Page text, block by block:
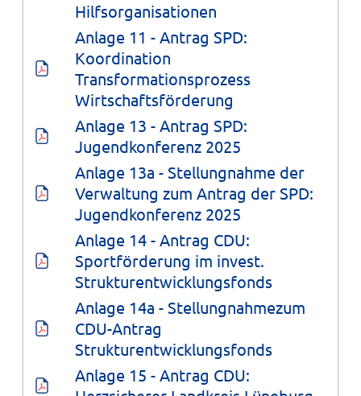
Hilfsorganisationen
Anlage 11 - Antrag SPD:
Koordination
Transformationsprozess
Wirtschaftsförderung
Anlage 13 - Antrag SPD:
Jugendkonferenz 2025
Anlage 13a - Stellungnahme der
Verwaltung zum Antrag der SPD:
Jugendkonferenz 2025
Anlage 14 - Antrag CDU:
Sportförderung im invest.
Strukturentwicklungsfonds
Anlage 14a - Stellungnahmezum
CDU-Antrag
Strukturentwicklungsfonds
Anlage 15 - Antrag CDU: